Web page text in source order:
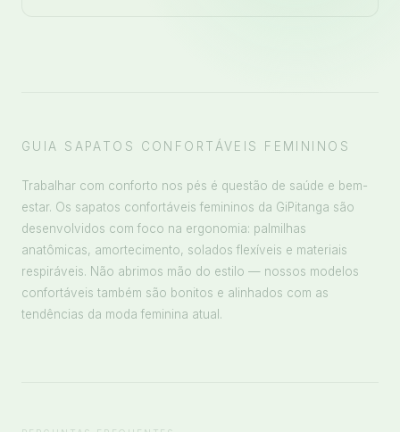
GUIA SAPATOS CONFORTÁVEIS FEMININOS
Trabalhar com conforto nos pés é questão de saúde e bem-
estar. Os sapatos confortáveis femininos da GiPitanga são
desenvolvidos com foco na ergonomia: palmilhas
anatômicas, amortecimento, solados flexíveis e materiais
respiráveis. Não abrimos mão do estilo — nossos modelos
confortáveis também são bonitos e alinhados com as
tendências da moda feminina atual.